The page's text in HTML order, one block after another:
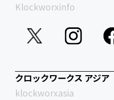
Klockworxinfo
クロックワークス アジア
klockworxasia